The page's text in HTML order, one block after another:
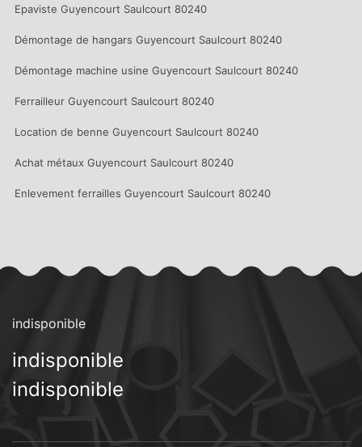
Epaviste Guyencourt Saulcourt 80240
Démontage de hangars Guyencourt Saulcourt 80240
Démontage machine usine Guyencourt Saulcourt 80240
Ferrailleur Guyencourt Saulcourt 80240
Location de benne Guyencourt Saulcourt 80240
Achat métaux Guyencourt Saulcourt 80240
Enlevement ferrailles Guyencourt Saulcourt 80240
indisponible
indisponible
indisponible